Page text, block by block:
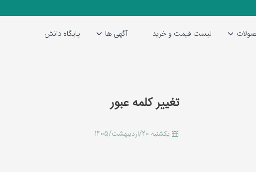
لیست قیمت و خرید آگهی ها پایگاه دانش
تغییر کلمه عبور
يكشنبه 20/اردیبهشت/1405